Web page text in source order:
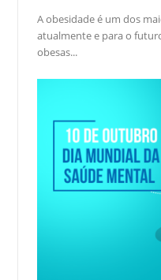
A obesidade é um dos
atualmente e para o
obesas...